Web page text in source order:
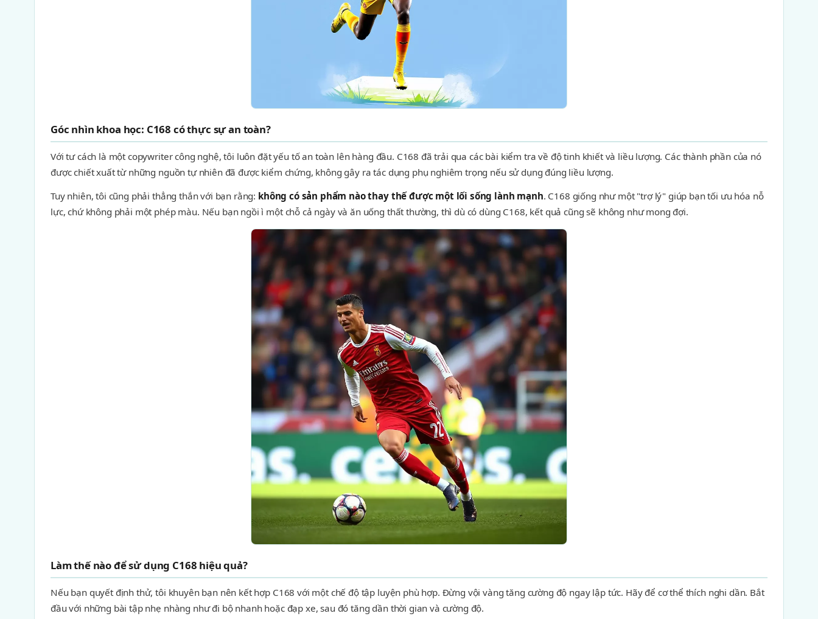
Góc nhìn khoa học: C168 có thực sự an toàn?
Với tư cách là một copywriter công nghệ, tôi luôn đặt yếu tố an toàn lên hàng đầu. C168 đã trải qua các bài kiểm tra về độ tinh khiết và liều lượng. Các thành phần của nó
được chiết xuất từ những nguồn tự nhiên đã được kiểm chứng, không gây ra tác dụng phụ nghiêm trọng nếu sử dụng đúng liều lượng.
Tuy nhiên, tôi cũng phải thẳng thắn với bạn rằng: không có sản phẩm nào thay thế được một lối sống lành mạnh. C168 giống như một "trợ lý" giúp bạn tối ưu hóa nỗ
lực, chứ không phải một phép màu. Nếu bạn ngồi ì một chỗ cả ngày và ăn uống thất thường, thì dù có dùng C168, kết quả cũng sẽ không như mong đợi.
Làm thế nào để sử dụng C168 hiệu quả?
Nếu bạn quyết định thử, tôi khuyên bạn nên kết hợp C168 với một chế độ tập luyện phù hợp. Đừng vội vàng tăng cường độ ngay lập tức. Hãy để cơ thể thích nghi dần. Bắt
đầu với những bài tập nhẹ nhàng như đi bộ nhanh hoặc đạp xe, sau đó tăng dần thời gian và cường độ.